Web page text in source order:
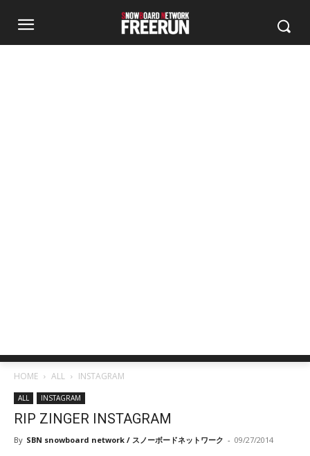
HOME ALL INSTAGRAM
ALL INSTAGRAM
RIP ZINGER INSTAGRAM
By SBN snowboard network / スノーボードネットワーク - 09/27/2014